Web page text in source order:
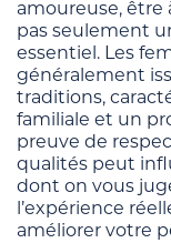
amoureuse, être
pas seulement
essentiel. Les
généralement
traditions,
familiale et un
preuve de
qualités peut
dont on vous
l’expérience
améliorer votre